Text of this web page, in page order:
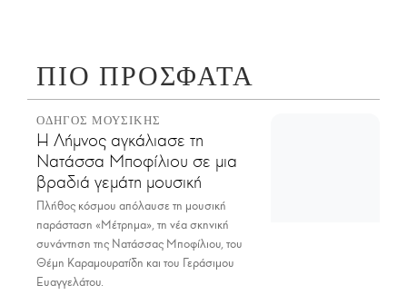
ΠΙΟ ΠΡΟΣΦΑΤΑ
ΟΔΗΓΟΣ ΜΟΥΣΙΚΗΣ
Η Λήμνος αγκάλιασε τη
Νατάσσα Μποφίλιου σε μια
βραδιά γεμάτη μουσική
Πλήθος κόσμου απόλαυσε τη μουσική
παράσταση «Μέτρημα», τη νέα σκηνική
συνάντηση της Νατάσσας Μποφίλιου, του
Θέμη Καραμουρατίδη και του Γεράσιμου
Ευαγγελάτου.